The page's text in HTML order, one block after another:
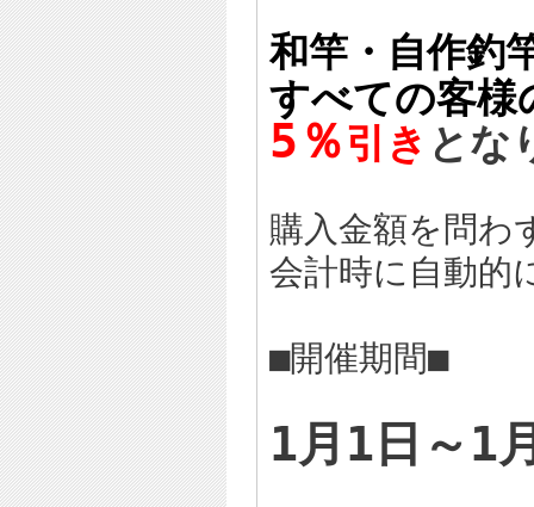
和竿・自作釣
すべての客様
5％引き とな
購入金額を問わ
会計時に自動的
■開催期間■
1月1日～1